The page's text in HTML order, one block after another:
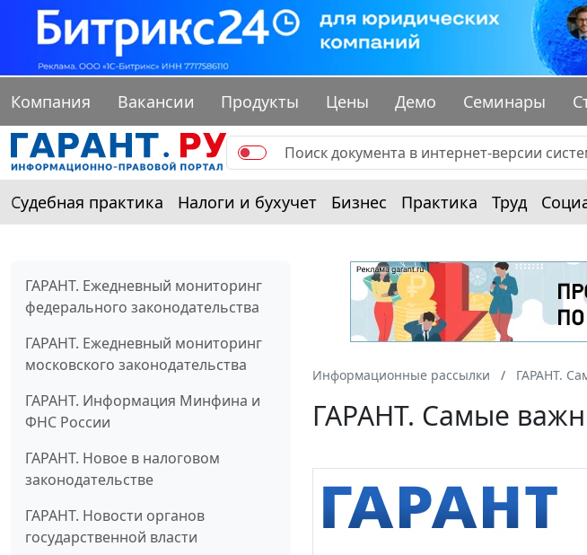
Компания Вакансии Продукты Цены Демо Семинары
Судебная практика Налоги и бухучет Бизнес Практика Труд
ГАРАНТ. Ежедневный мониторинг
федерального законодательства
ГАРАНТ. Ежедневный мониторинг
московского законодательства
ГАРАНТ. Информация Минфина и
ФНС России
ГАРАНТ. Новое в налоговом
законодательстве
ГАРАНТ. Новости органов
государственной власти
Информационные рассылки ГАРАНТ.
ГАРАНТ. Самые